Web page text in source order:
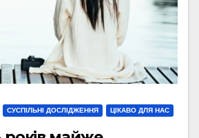
СУСПІЛЬНІ ДОСЛІДЖЕННЯ ЦІКАВО ДЛЯ НАС